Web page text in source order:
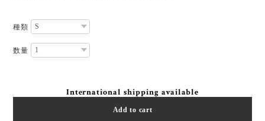
種類
数量
International shipping available
Add to cart